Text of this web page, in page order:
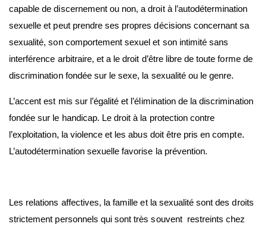
capable de discernement ou non, a droit à l’autodétermination
sexuelle et peut prendre ses propres décisions concernant sa
sexualité, son comportement sexuel et son intimité sans
interférence arbitraire, et a le droit d’être libre de toute forme de
discrimination fondée sur le sexe, la sexualité ou le genre.
L’accent est mis sur l’égalité et l’élimination de la discrimination
fondée sur le handicap. Le droit à la protection contre
l’exploitation, la violence et les abus doit être pris en compte.
L’autodétermination sexuelle favorise la prévention.
Les relations affectives, la famille et la sexualité sont des droits
strictement personnels qui sont très souvent restreints chez